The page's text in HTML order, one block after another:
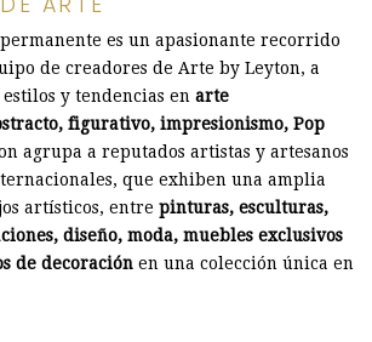
es un apasionante recorrido
de creadores de Arte by Leyton, a
y tendencias en arte
figurativo, impresionismo, Pop
agrupa a reputados artistas y artesanos
que exhiben una amplia
artísticos, entre pinturas, esculturas,
diseño, moda, muebles exclusivos
de decoración en una colección única en